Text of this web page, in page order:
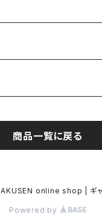
Fukutani
Maeda
展
」
商品一覧に戻る
online shop | ギャ
Powered by